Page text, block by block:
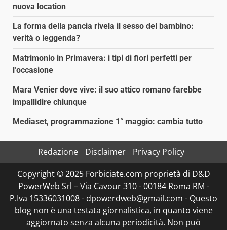
nuova location
La forma della pancia rivela il sesso del bambino:
verità o leggenda?
Matrimonio in Primavera: i tipi di fiori perfetti per
l’occasione
Mara Venier dove vive: il suo attico romano farebbe
impallidire chiunque
Mediaset, programmazione 1° maggio: cambia tutto
Redazione Disclaimer
Privacy Policy
Copyright © 2025 Forbiciate.com proprietà di D&D
PowerWeb Srl – Via Cavour 310 - 00184 Roma RM -
P.Iva 15336031008 - dpowerdweb@gmail.com - Questo
blog non è una testata giornalistica, in quanto viene
aggiornato senza alcuna periodicità. Non può